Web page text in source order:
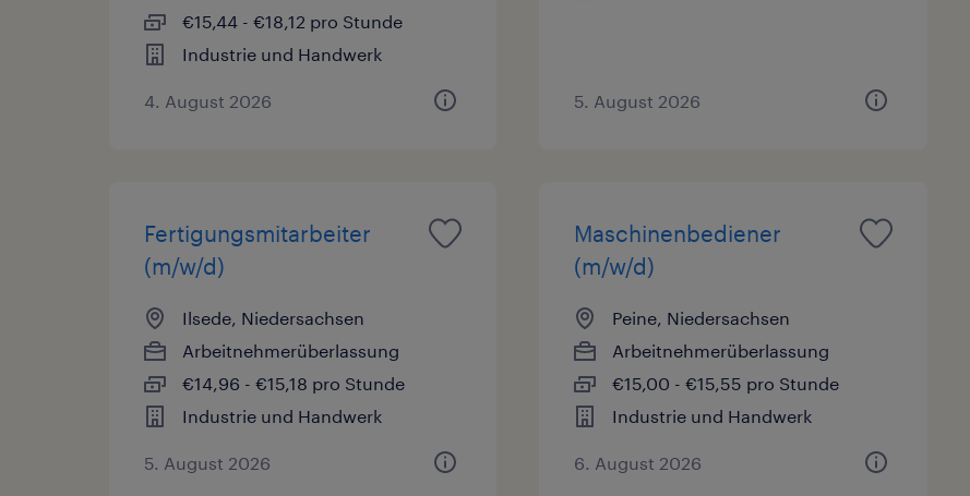
€15,44 - €18,12 pro Stunde
Industrie und Handwerk
4. August 2026 5. August 2026
Fertigungsmitarbeiter
(m/w/d)
Ilsede, Niedersachsen
Arbeitnehmerüberlassung
€14,96 - €15,18 pro Stunde
Industrie und Handwerk
5. August 2026
Maschinenbediener
(m/w/d)
Peine, Niedersachsen
Arbeitnehmerüberlassung
€15,00 - €15,55 pro Stunde
Industrie und Handwerk
6. August 2026